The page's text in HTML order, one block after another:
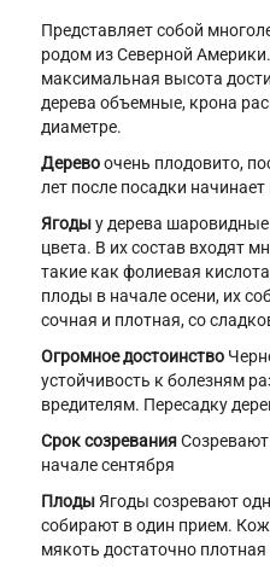
Представляет собой
родом из Северной
максимальная высота
дерева объемные, крона
диаметре.
Деревоочень плодовито,
лет после посадки
Ягодыу дерева
цвета. В их состав входят
такие как фолиевая
плоды в начале осени, их
сочная и плотная, со
Огромное достоинство
устойчивость к болезням
вредителям. Пересадку
Срок созревания
начале сентября
Плоды Ягоды созревают
собирают в один прием.
мякоть достаточно плотная